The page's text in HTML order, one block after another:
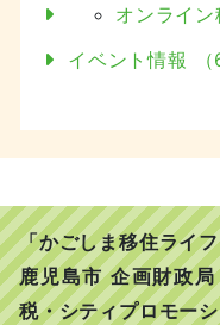
オンライン
イベント情報 （
「かごしま移住ライ
鹿児島市 企画財政
税・シティプロモー